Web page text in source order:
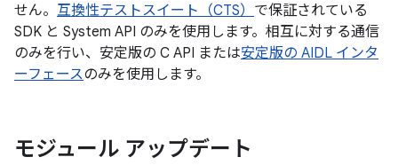
せん。 互換性テストスイート（CTS） で保証されている
SDK と System API のみを使用します。相互に対する通信
のみを行い、安定版の C API または安定版の AIDL インタ
ーフェースのみを使用します。
モジュール アップデート